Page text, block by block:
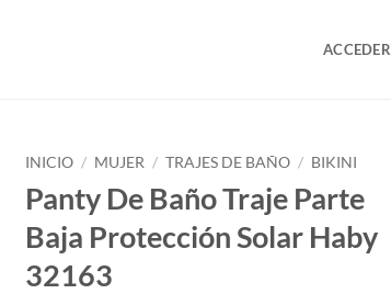
ACCEDER
INICIO / MUJER / TRAJES DE BAÑO / BIKINI
Panty De Baño Traje Parte
Baja Protección Solar Haby
32163